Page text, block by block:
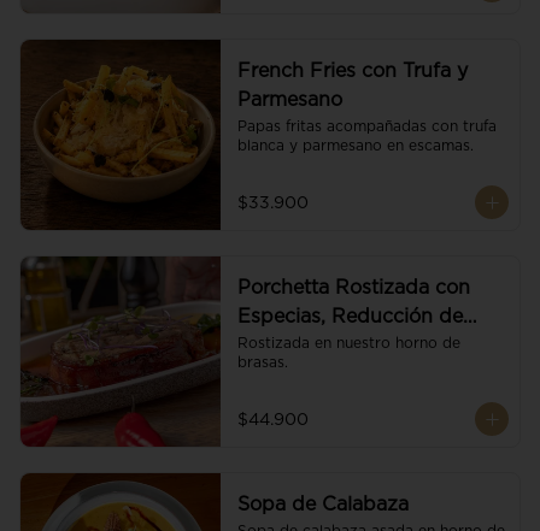
French Fries con Trufa y
Parmesano
Papas fritas acompañadas con trufa
blanca y parmesano en escamas.
$33.900
Porchetta Rostizada con
Especias, Reducción de
Panela y Vino
Rostizada en nuestro horno de
brasas.
$44.900
Sopa de Calabaza